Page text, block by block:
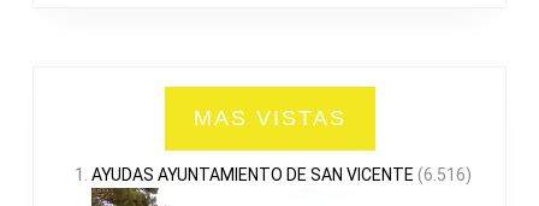
MAS VISTAS
AYUDAS AYUNTAMIENTO DE SAN VICENTE (6.516)